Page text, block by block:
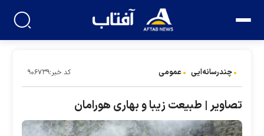
چندرسانه‌ایی عمومی کد خبر:۹۰۶۷۳۹
تصاویر | طبیعت زیبا و بهاری هورامان